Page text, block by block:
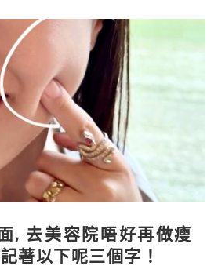
, 去美容院唔好再做瘦
著以下呢三個字！